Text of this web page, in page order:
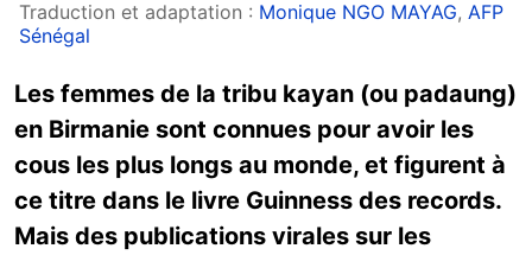
Traduction et adaptation : Monique NGO MAYAG, AFP
Sénégal
Les femmes de la tribu kayan (ou padaung)
en Birmanie sont connues pour avoir les
cous les plus longs au monde, et figurent à
ce titre dans le livre Guinness des records.
Mais des publications virales sur les